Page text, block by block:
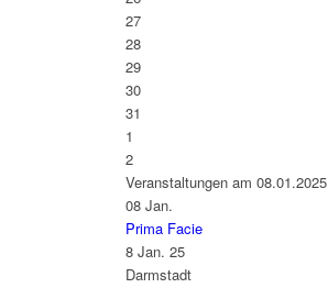
27
28
29
30
31
1
2
Veranstaltungen am 08.01.2025
08 Jan.
Prima Facie
8 Jan. 25
Darmstadt